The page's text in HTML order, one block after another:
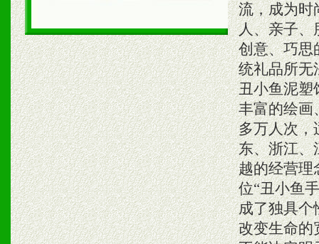
流，成为时
人、亲子、
创意、巧思
统礼品所无
丑小鱼泥塑
丰富的绘画
多万人次，
东、浙江、
越的经营理
位“丑小鱼
成了独具个
改变生命的